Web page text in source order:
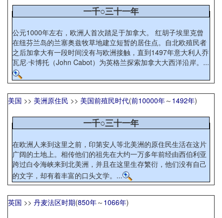
一千○三十一年
公元1000年左右，欧洲人首次踏足于加拿大。 红胡子埃里克曾
在纽芬兰岛的兰塞奥兹牧草地建立短暂的居住点。自北欧殖民者
之后加拿大有一段时间没有与欧洲接触，直到1497年意大利人乔
瓦尼·卡博托（John Cabot）为英格兰探索加拿大大西洋沿岸。...
美国 >> 美洲原住民 >> 美国前殖民时代(前10000年～ 1492年)
一千○三十一年
在欧洲人来到这里之前，印第安人等北美洲的原住民生活在这片
广阔的土地上。相传他们的祖先在大约一万多年前经由西伯利亚
跨过白令海峡来到北美洲，并且在这里生存繁衍，他们没有自己
的文字，却有着丰富的口头文学。...
英国 >> 丹麦法区时期(850年～ 1066年)